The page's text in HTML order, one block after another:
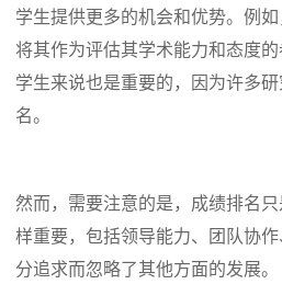
学生提供更多的机会和优势。例
将其作为评估其学术能力和态度
学生来说也是重要的，因为许多
名。
然而，需要注意的是，成绩排名
样重要，包括领导能力、团队协
分追求而忽略了其他方面的发展。